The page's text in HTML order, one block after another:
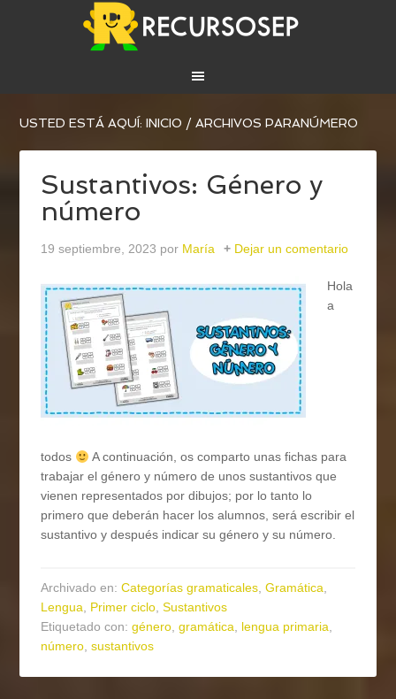
USTED ESTÁ AQUÍ:INICIO / ARCHIVOS PARANÚMERO
Sustantivos: Género y
número
19 septiembre, 2023 por María Dejar un comentario
Hola
a
todos
A continuación, os comparto unas fichas para
trabajar el género y número de unos sustantivos que
vienen representados por dibujos; por lo tanto lo
primero que deberán hacer los alumnos, será escribir el
sustantivo y después indicar su género y su número.
Archivado en:Categorías gramaticales,Gramática,
Lengua, Primer ciclo,Sustantivos
Etiquetado con:género,gramática, lengua primaria,
número,sustantivos